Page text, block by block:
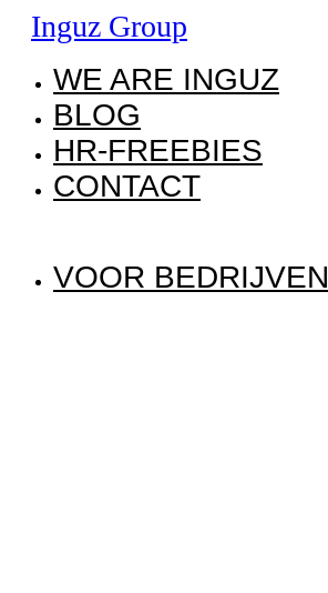
Inguz Group
WE ARE INGUZ
BLOG
HR-FREEBIES
CONTACT
VOOR BEDRIJVEN